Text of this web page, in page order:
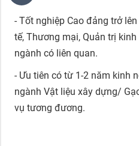
- Tốt nghiệp Cao đảng trở
tế, Thương mại, Quản trị
ngành có liên quan.
- Ưu tiên có từ 1-2 năm kinh
ngành Vật liệu xây dựng/
vụ tương đương.